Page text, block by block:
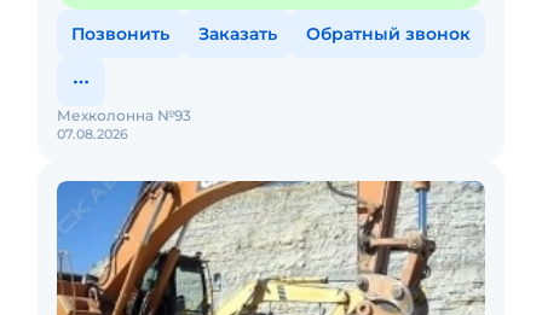
Позвонить Заказать Обратный звонок
07.08.2026
Мехколонна №93